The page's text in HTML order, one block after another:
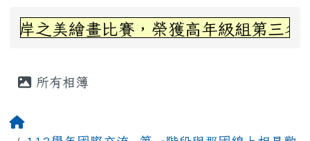
上中區域內容
賽，榮獲高年級組第三名~感謝丞左老
所有相簿
回首頁